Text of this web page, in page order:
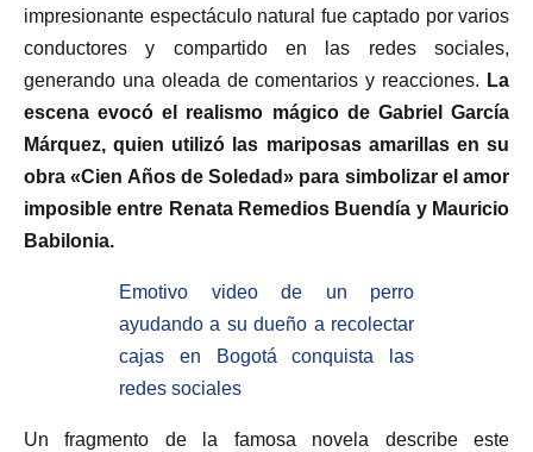
impresionante espectáculo natural fue captado por varios
conductores y compartido en las redes sociales,
generando una oleada de comentarios y reacciones. La
escena evocó el realismo mágico de Gabriel García
Márquez, quien utilizó las mariposas amarillas en su
obra «Cien Años de Soledad» para simbolizar el amor
imposible entre Renata Remedios Buendía y Mauricio
Babilonia.
Emotivo video de un perro
ayudando a su dueño a recolectar
cajas en Bogotá conquista las
redes sociales
Un fragmento de la famosa novela describe este